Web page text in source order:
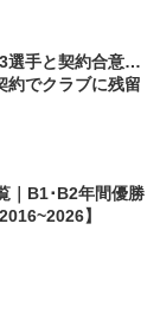
選手と契約合意…
約でクラブに残留
｜B1･B2年間優勝
】